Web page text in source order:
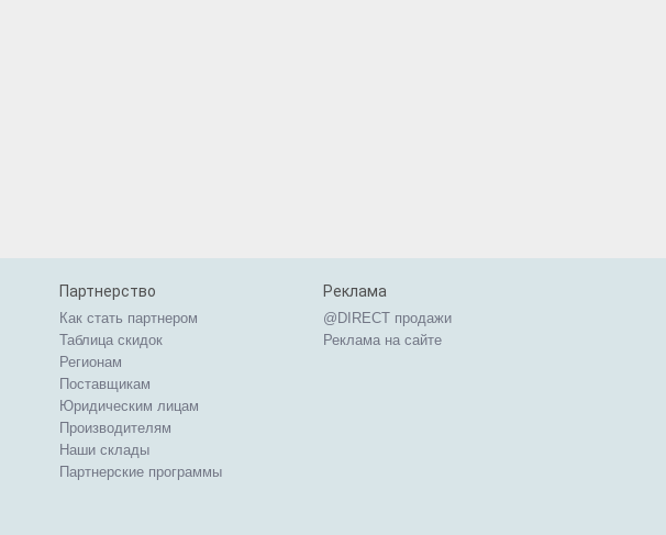
Партнерство
Как стать партнером
Таблица скидок
Регионам
Поставщикам
Юридическим лицам
Производителям
Наши склады
Партнерские программы
Реклама
@DIRECT продажи
Реклама на сайте